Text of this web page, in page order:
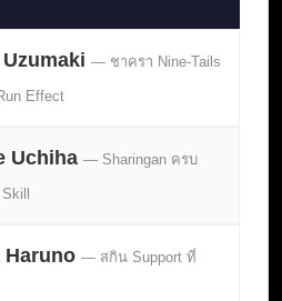
— ชาครา Nine-Tails
Effect
Uchiha — Sharingan ครบ
Haruno — สกิน Support ที่